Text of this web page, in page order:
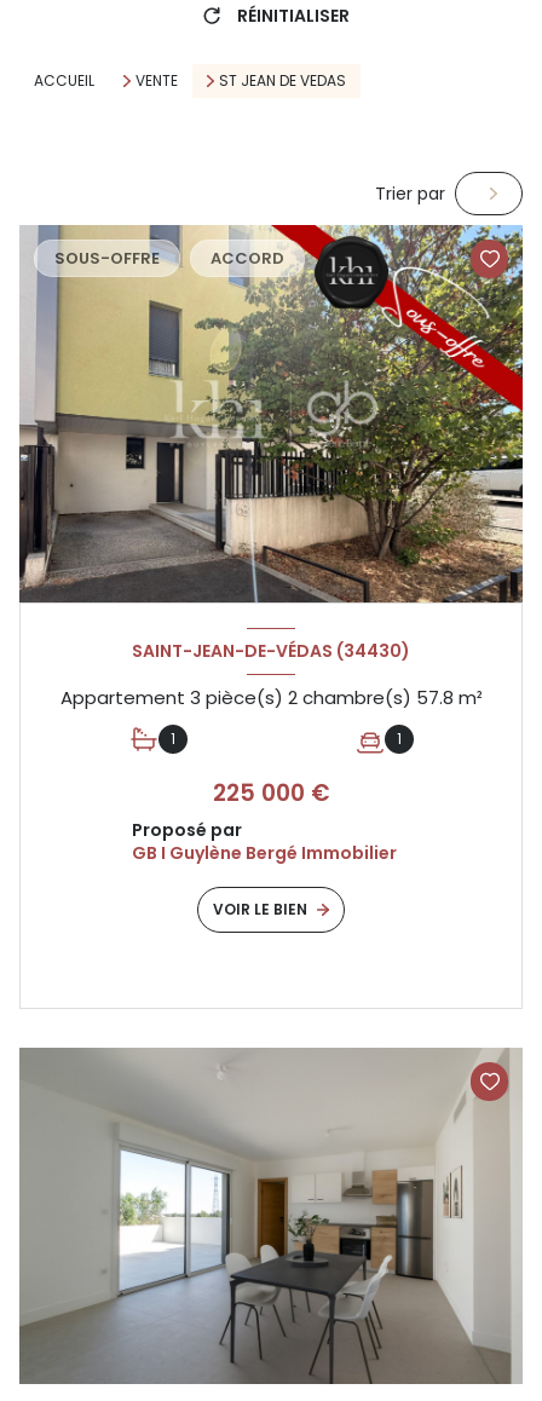
RÉINITIALISER
ACCUEIL VENTE ST JEAN DE VEDAS
Trier par
SOUS-OFFRE ACCORD
SAINT-JEAN-DE-VÉDAS (34430)
Appartement 3 pièce(s) 2 chambre(s) 57.8 m²
1 1
225 000 €
Proposé par
GB I Guylène Bergé Immobilier
VOIR LE BIEN